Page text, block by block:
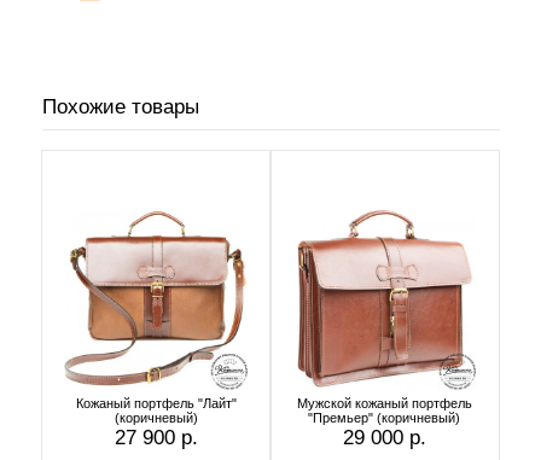
Похожие товары
Кожаный портфель "Лайт"
(коричневый)
27 900 р.
Мужской кожаный портфель
"Премьер" (коричневый)
29 000 р.